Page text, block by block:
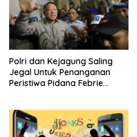
Polri dan Kejagung Saling
Jegal Untuk Penanganan
Peristiwa Pidana Febrie